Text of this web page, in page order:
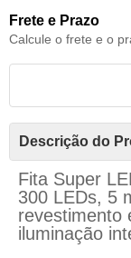
Frete e Prazo
Calcule o frete e o
Descrição do
Fita Super
300 LEDs, 5
revestimento
iluminação